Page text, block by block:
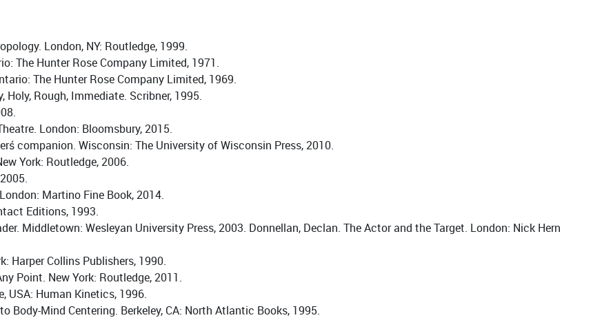
London, NY: Routledge, 1999.
The Hunter Rose Company Limited, 1971.
The Hunter Rose Company Limited, 1969.
Holy, Rough, Immediate. Scribner, 1995.
London: Bloomsbury, 2015.
companion. Wisconsin: The University of Wisconsin Press, 2010.
York: Routledge, 2006.
Martino Fine Book, 2014.
Editions, 1993.
Middletown: Wesleyan University Press, 2003. Donnellan, Declan. The Actor and the Target. London: Nick Hern
Harper Collins Publishers, 1990.
Point. New York: Routledge, 2011.
USA: Human Kinetics, 1996.
Mind Centering. Berkeley, CA: North Atlantic Books, 1995.